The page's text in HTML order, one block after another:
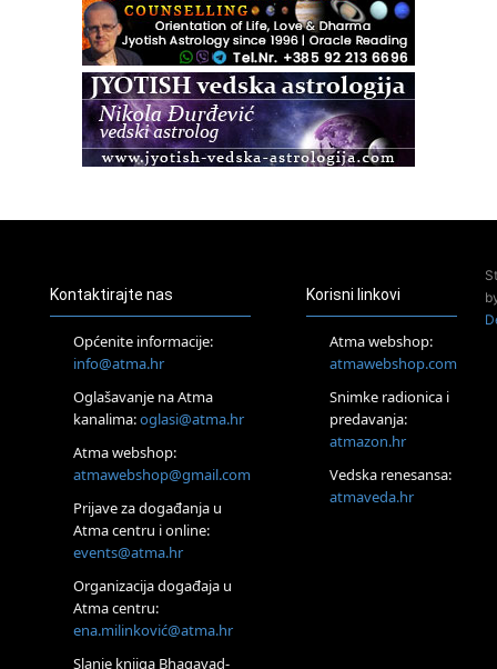
Zagreb+Online
Osnovni ThetaHealing® tečaj, Zagreb i Online
Zagreb
Osnovna radionica za izscjeljivanje pranom (Basic Pranic
Healing course)
Access BARS®, otpusti stres
Pjesma srca / Zagreb
Tečaj Višeg Vodstva, razvijanja intuicije i Akaša zapisa
Online
Upisi u program Profesionalni hipnoterapeut — nova
Online
Postanite Nositelj Vibracije Nove Zemlje
Visoko
Alemka Dauskardt – Jednodnevna radionica sistemskih
konstelacija
Zagreb
HOD PO ŽERAVICI – Seminar koji mijenja tijelo, duh i um
Kontaktirajte nas
Općenite informacije:
info@atma.hr
Oglašavanje na Atma
kanalima:oglasi@atma.hr
Atma webshop:
atmawebshop@gmail.com
Prijave za događanja u
Atma centru i online:
events@atma.hr
Organizacija događaja u
Atma centru:
ena.milinković@atma.hr
Slanje knjiga Bhagavad-
Korisni linkovi
Atma webshop:
atmawebshop.com
Snimke radionica i
predavanja:
atmazon.hr
Vedska renesansa:
atmaveda.hr